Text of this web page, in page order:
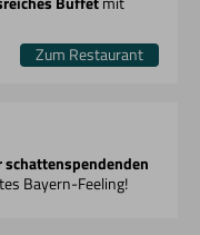
Zum Restaurant
Bayern-Feeling!